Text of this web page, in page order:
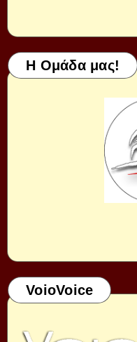
Η Ομάδα μας!
VoioVoice